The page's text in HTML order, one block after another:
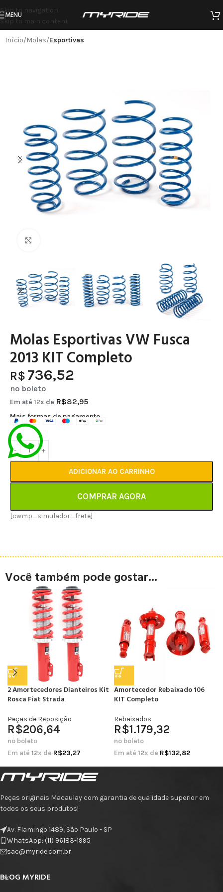
Skip to navigation
Skip to main content
MENU
Início Molas Esportivas
Molas Esportivas VW Fusca
2013 KIT Completo
R$ 736,52
no boleto
Em até 12x de R$82,95
Mais formas de pagamento
ADICIONAR AO CARRINHO
COMPRAR AGORA
[cwmp_simulador_frete]
Você também pode gostar...
2 Amortecedores Dianteiros Kit
Rosca Fiat Strada
Peças de Reposição
R$206,64
no boleto
Em até 12x de R$23,27
Amortecedor Rebaixado 106
KIT Completo
Rebaixados
R$1.179,32
no boleto
Em até 12x de R$132,82
Peças originais Macaulay com garantia de qualidade superior em
todos os seus produtos!
Av. Flamingo 1489, São Paulo - SP
WhatsApp: (11) 96183-1995
sac@myride.com.br
BLOG MYRIDE